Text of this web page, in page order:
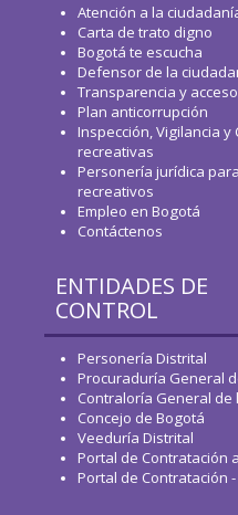
Atención a la
Carta de trato digno
Bogotá te escucha
Defensor de la
Transparencia y
Plan anticorrupción
Inspección, Vigilancia y
recreativas
Personería jurídica
recreativos
Empleo en Bogotá
Contáctenos
ENTIDADES DE
CONTROL
Personería Distrital
Procuraduría General
Contraloría General de
Concejo de Bogotá
Veeduría Distrital
Portal de Contratación
Portal de Contratación -